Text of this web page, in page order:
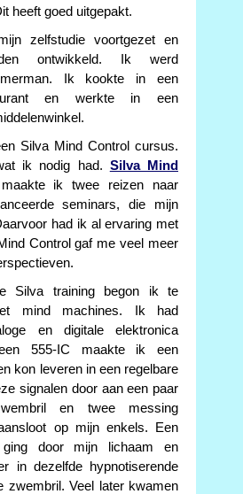
heeft goed uitgepakt.
zelfstudie voortgezet en
ontwikkeld. Ik werd
Ik kookte in een
en werkte in een
Silva Mind Control cursus.
ik nodig had. Silva Mind
ik twee reizen naar
seminars, die mijn
had ik al ervaring met
Control gaf me veel meer
Silva training begon ik te
mind machines. Ik had
en digitale elektronica
555-IC maakte ik een
kon leveren in een regelbare
signalen door aan een paar
en twee messing
op mijn enkels. Een
ging door mijn lichaam en
in dezelfde hypnotiserende
zwembril. Veel later kwamen